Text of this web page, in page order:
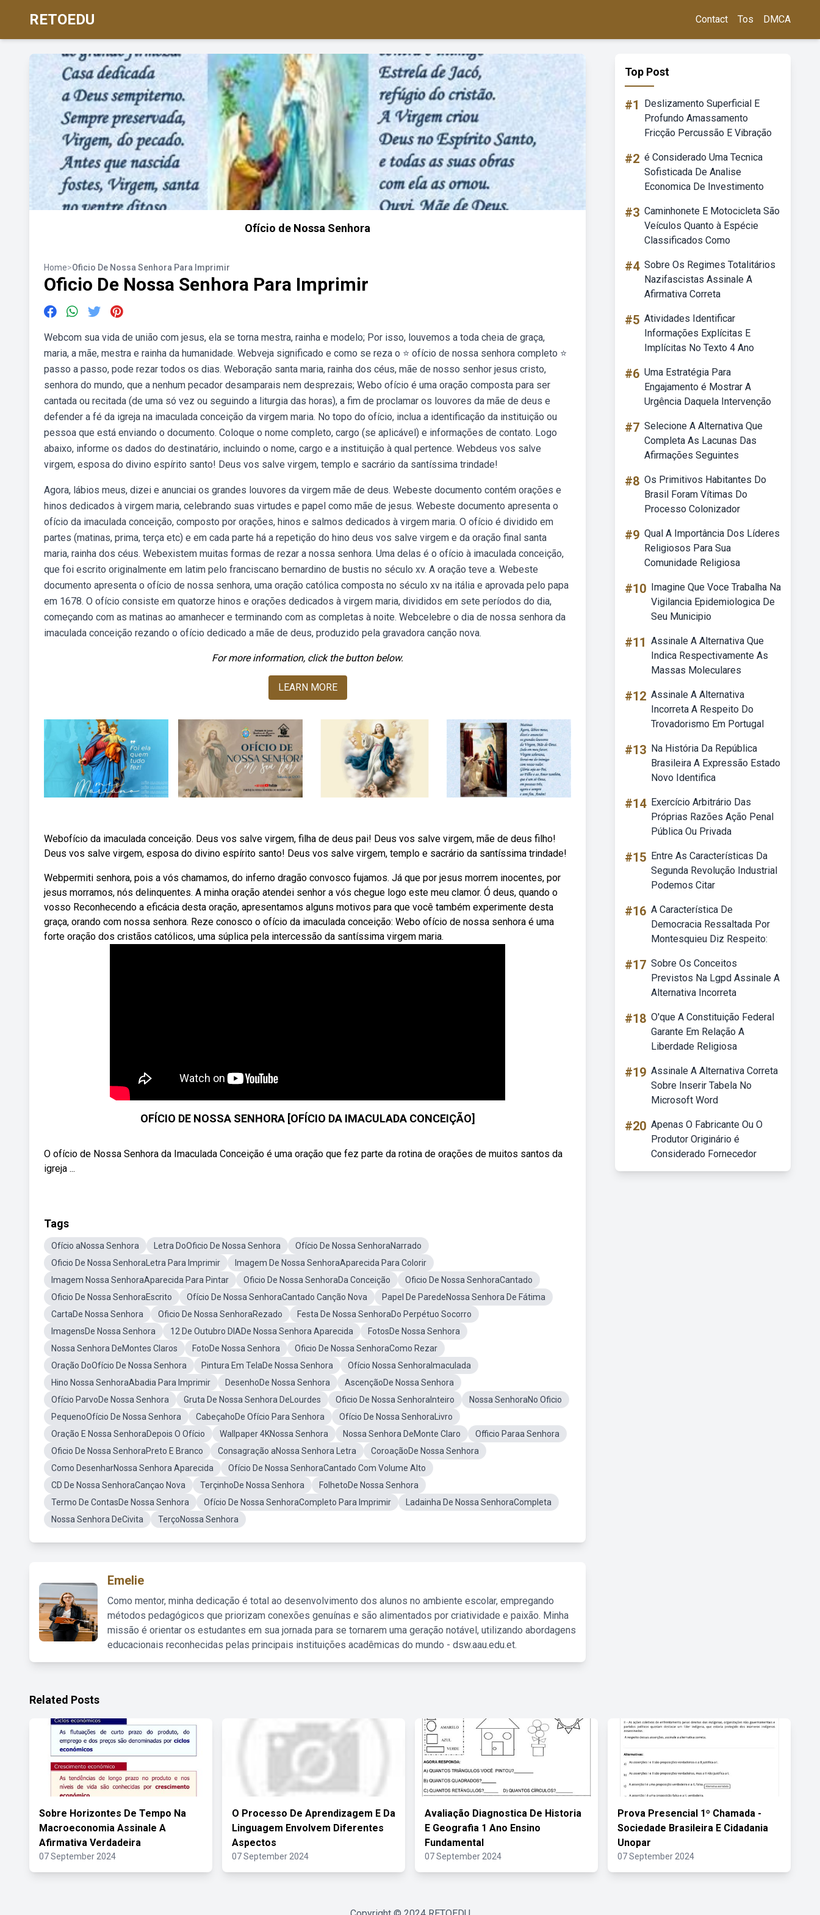
RETOEDU Contact Tos DMCA
Ofício de Nossa Senhora
Home>Oficio De Nossa Senhora Para Imprimir
Oficio De Nossa Senhora Para Imprimir
Webcom sua vida de união com jesus, ela se torna mestra, rainha e modelo; Por isso, louvemos a toda cheia de graça,
maria, a mãe, mestra e rainha da humanidade. Webveja significado e como se reza o ⭐ ofício de nossa senhora completo ⭐
passo a passo, pode rezar todos os dias. Weboração santa maria, rainha dos céus, mãe de nosso senhor jesus cristo,
senhora do mundo, que a nenhum pecador desamparais nem desprezais; Webo ofício é uma oração composta para ser
cantada ou recitada (de uma só vez ou seguindo a liturgia das horas), a fim de proclamar os louvores da mãe de deus e
defender a fé da igreja na imaculada conceição da virgem maria. No topo do ofício, inclua a identificação da instituição ou
pessoa que está enviando o documento. Coloque o nome completo, cargo (se aplicável) e informações de contato. Logo
abaixo, informe os dados do destinatário, incluindo o nome, cargo e a instituição à qual pertence. Webdeus vos salve
virgem, esposa do divino espírito santo! Deus vos salve virgem, templo e sacrário da santíssima trindade!
Agora, lábios meus, dizei e anunciai os grandes louvores da virgem mãe de deus. Webeste documento contém orações e
hinos dedicados à virgem maria, celebrando suas virtudes e papel como mãe de jesus. Webeste documento apresenta o
ofício da imaculada conceição, composto por orações, hinos e salmos dedicados à virgem maria. O ofício é dividido em
partes (matinas, prima, terça etc) e em cada parte há a repetição do hino deus vos salve virgem e da oração final santa
maria, rainha dos céus. Webexistem muitas formas de rezar a nossa senhora. Uma delas é o ofício à imaculada conceição,
que foi escrito originalmente em latim pelo franciscano bernardino de bustis no século xv. A oração teve a. Webeste
documento apresenta o ofício de nossa senhora, uma oração católica composta no século xv na itália e aprovada pelo papa
em 1678. O ofício consiste em quatorze hinos e orações dedicados à virgem maria, divididos em sete períodos do dia,
começando com as matinas ao amanhecer e terminando com as completas à noite. Webcelebre o dia de nossa senhora da
imaculada conceição rezando o ofício dedicado a mãe de deus, produzido pela gravadora canção nova.
For more information, click the button below.
LEARN MORE
Webofício da imaculada conceição. Deus vos salve virgem, filha de deus pai! Deus vos salve virgem, mãe de deus filho!
Deus vos salve virgem, esposa do divino espírito santo! Deus vos salve virgem, templo e sacrário da santíssima trindade!
Webpermiti senhora, pois a vós chamamos, do inferno dragão convosco fujamos. Já que por jesus morrem inocentes, por
jesus morramos, nós delinquentes. A minha oração atendei senhor a vós chegue logo este meu clamor. Ó deus, quando o
vosso Reconhecendo a eficácia desta oração, apresentamos alguns motivos para que você também experimente desta
graça, orando com nossa senhora. Reze conosco o ofício da imaculada conceição: Webo ofício de nossa senhora é uma
forte oração dos cristãos católicos, uma súplica pela intercessão da santíssima virgem maria.
OFÍCIO DE NOSSA SENHORA [OFÍCIO DA IMACULADA CONCEIÇÃO]
O ofício de Nossa Senhora da Imaculada Conceição é uma oração que fez parte da rotina de orações de muitos santos da
igreja ...
Tags
Ofício aNossa Senhora Letra DoOficio De Nossa Senhora
Ofício De Nossa SenhoraNarrado
Oficio De Nossa SenhoraLetra Para Imprimir
Imagem De Nossa SenhoraAparecida Para Colorir
Imagem Nossa SenhoraAparecida Para Pintar
Oficio De Nossa SenhoraDa Conceição
Oficio De Nossa SenhoraCantado
Oficio De Nossa SenhoraEscrito
Ofício De Nossa SenhoraCantado Canção Nova
Papel De ParedeNossa Senhora De Fátima
CartaDe Nossa Senhora
Oficio De Nossa SenhoraRezado
Festa De Nossa SenhoraDo Perpétuo Socorro
ImagensDe Nossa Senhora
12 De Outubro DIADe Nossa Senhora Aparecida
FotosDe Nossa Senhora
Nossa Senhora DeMontes Claros
FotoDe Nossa Senhora
Oficio De Nossa SenhoraComo Rezar
Oração DoOfício De Nossa Senhora
Pintura Em TelaDe Nossa Senhora
Ofício Nossa SenhoraImaculada
Hino Nossa SenhoraAbadia Para Imprimir
DesenhoDe Nossa Senhora
AscençãoDe Nossa Senhora
Ofício ParvoDe Nossa Senhora
Gruta De Nossa Senhora DeLourdes Oficio De Nossa SenhoraInteiro
Nossa SenhoraNo Oficio
PequenoOfício De Nossa Senhora
CabeçahoDe Ofício Para Senhora
Ofício De Nossa SenhoraLivro
Oração E Nossa SenhoraDepois O Ofício
Wallpaper 4KNossa Senhora Nossa Senhora DeMonte Claro
Officio Paraa Senhora
Oficio De Nossa SenhoraPreto E Branco
Consagração aNossa Senhora Letra
CoroaçãoDe Nossa Senhora
Como DesenharNossa Senhora Aparecida
Ofício De Nossa SenhoraCantado Com Volume Alto
CD De Nossa SenhoraCançao Nova
TerçinhoDe Nossa Senhora
FolhetoDe Nossa Senhora
Termo De ContasDe Nossa Senhora
Ofício De Nossa SenhoraCompleto Para Imprimir
Ladainha De Nossa SenhoraCompleta
Nossa Senhora DeCivita
TerçoNossa Senhora
Emelie
Como mentor, minha dedicação é total ao desenvolvimento dos alunos no ambiente escolar, empregando
métodos pedagógicos que priorizam conexões genuínas e são alimentados por criatividade e paixão. Minha
missão é orientar os estudantes em sua jornada para se tornarem uma geração notável, utilizando abordagens
educacionais reconhecidas pelas principais instituições acadêmicas do mundo - dsw.aau.edu.et.
Top Post
#1
Deslizamento Superficial E
Profundo Amassamento
Fricção Percussão E Vibração
#2 é Considerado Uma Tecnica
Sofisticada De Analise
Economica De Investimento
#3 Caminhonete E Motocicleta São
Veículos Quanto à Espécie
Classificados Como
#4 Sobre Os Regimes Totalitários
Nazifascistas Assinale A
Afirmativa Correta
#5 Atividades Identificar
Informações Explícitas E
Implícitas No Texto 4 Ano
#6 Uma Estratégia Para
Engajamento é Mostrar A
Urgência Daquela Intervenção
#7 Selecione A Alternativa Que
Completa As Lacunas Das
Afirmações Seguintes
#8 Os Primitivos Habitantes Do
Brasil Foram Vítimas Do
Processo Colonizador
#9 Qual A Importância Dos Líderes
Religiosos Para Sua
Comunidade Religiosa
#10 Imagine Que Voce Trabalha Na
Vigilancia Epidemiologica De
Seu Municipio
#11 Assinale A Alternativa Que
Indica Respectivamente As
Massas Moleculares
#12 Assinale A Alternativa
Incorreta A Respeito Do
Trovadorismo Em Portugal
#13 Na História Da República
Brasileira A Expressão Estado
Novo Identifica
#14 Exercício Arbitrário Das
Próprias Razões Ação Penal
Pública Ou Privada
#15 Entre As Características Da
Segunda Revolução Industrial
Podemos Citar
#16 A Característica De
Democracia Ressaltada Por
Montesquieu Diz Respeito:
#17 Sobre Os Conceitos
Previstos Na Lgpd Assinale A
Alternativa Incorreta
#18 O'que A Constituição Federal
Garante Em Relação A
Liberdade Religiosa
#19 Assinale A Alternativa Correta
Sobre Inserir Tabela No
Microsoft Word
#20 Apenas O Fabricante Ou O
Produtor Originário é
Considerado Fornecedor
Related Posts
Sobre Horizontes De Tempo Na
Macroeconomia Assinale A
Afirmativa Verdadeira
07 September 2024
O Processo De Aprendizagem E Da
Linguagem Envolvem Diferentes
Aspectos
07 September 2024
Avaliação Diagnostica De Historia
E Geografia 1 Ano Ensino
Fundamental
07 September 2024
Prova Presencial 1º Chamada -
Sociedade Brasileira E Cidadania
Unopar
07 September 2024